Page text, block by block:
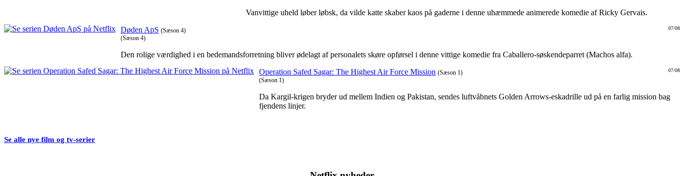
Vanvittige uheld løber løbsk, da vilde katte skaber kaos på gaderne i denne uhæmmede animerede komedie af Ricky Gervais.
07/08
Døden ApS (Sæson 4)
(Sæson 4)
Den rolige værdighed i en bedemandsforretning bliver ødelagt af personalets skøre opførsel i denne vittige komedie fra Caballero-søskendeparret (Machos alfa).
07/08
Operation Safed Sagar: The Highest Air Force Mission (Sæson 1)
(Sæson 1)
Da Kargil-krigen bryder ud mellem Indien og Pakistan, sendes luftvåbnets Golden Arrows-eskadrille ud på en farlig mission bag
fjendens linjer.
Se alle nye film og tv-serier